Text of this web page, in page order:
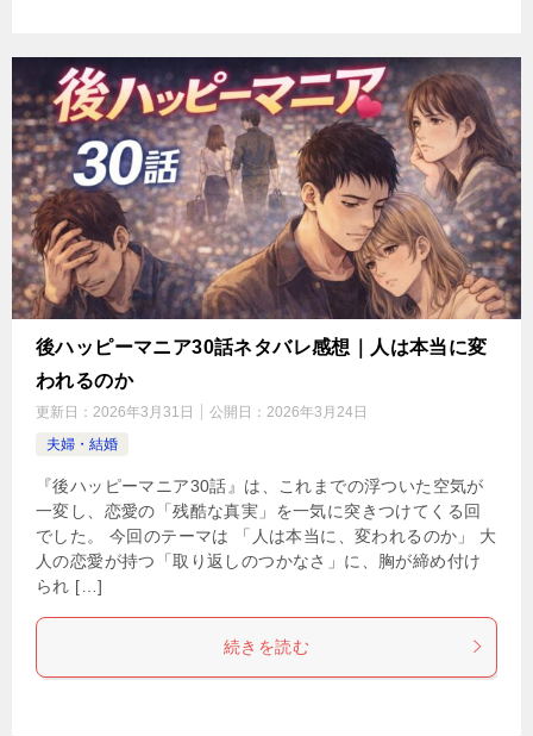
後ハッピーマニア30話ネタバレ感想｜人は本当に変
われるのか
更新日： 2026年3月31日 公開日： 2026年3月24日
夫婦・結婚
『後ハッピーマニア30話』は、これまでの浮ついた空気が
一変し、恋愛の「残酷な真実」を一気に突きつけてくる回
でした。 今回のテーマは 「人は本当に、変われるのか」 大
人の恋愛が持つ「取り返しのつかなさ」に、胸が締め付け
られ […]
続きを読む